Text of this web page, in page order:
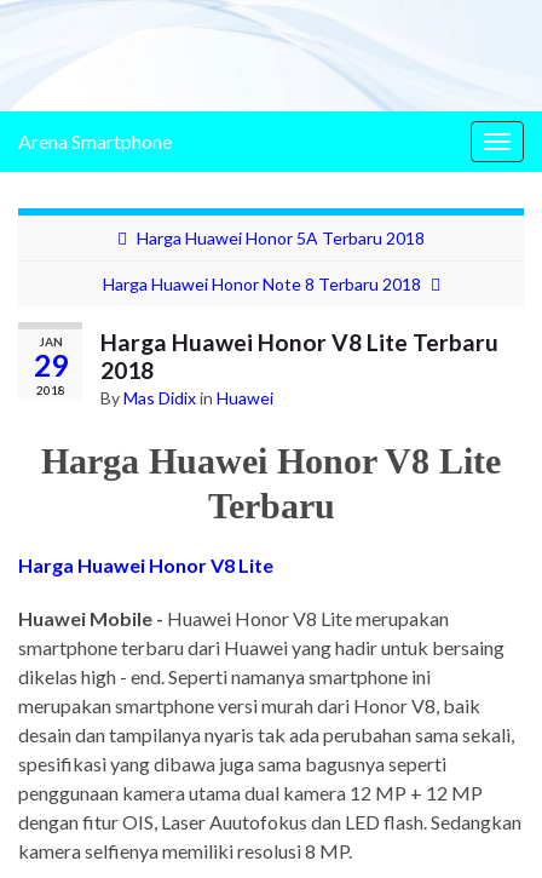
Arena Smartphone
Harga Huawei Honor 5A Terbaru 2018
Harga Huawei Honor Note 8 Terbaru 2018
JAN
29
2018
Harga Huawei Honor V8 Lite Terbaru
2018
ByMas Didixin Huawei
Harga Huawei Honor V8 Lite
Terbaru
Harga Huawei Honor V8 Lite
Huawei Mobile - Huawei Honor V8 Lite merupakan
smartphone terbaru dari Huawei yang hadir untuk bersaing
dikelas high - end. Seperti namanya smartphone ini
merupakan smartphone versi murah dari Honor V8, baik
desain dan tampilanya nyaris tak ada perubahan sama sekali,
spesifikasi yang dibawa juga sama bagusnya seperti
penggunaan kamera utama dual kamera 12 MP + 12 MP
dengan fitur OIS, Laser Auutofokus dan LED flash. Sedangkan
kamera selfienya memiliki resolusi 8 MP.